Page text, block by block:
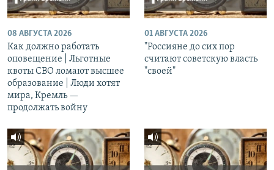
08 АВГУСТА 2026
Как должно работать
оповещение | Льготные
квоты СВО ломают высшее
образование | Люди хотят
мира, Кремль —
продолжать войну
01 АВГУСТА 2026
"Россияне до сих пор
считают советскую власть
"своей"